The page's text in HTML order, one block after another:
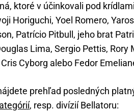
ktoré v účinkovali pod
Horiguchi, Yoel Romero,
Patrício Pitbull, jeho brat
Lima, Sergio Pettis, Rory
Cyborg alebo Fedor
prehľad posledných
, resp. divízií Bellatoru: